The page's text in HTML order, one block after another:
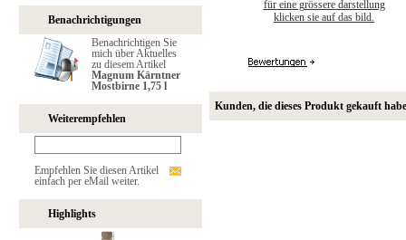
Benachrichtigungen
Benachrichtigen Sie
mich über Aktuelles
zu diesem Artikel
Magnum Kärntner
Mostbirne 1,75 l
Weiterempfehlen
Empfehlen Sie diesen Artikel
einfach per eMail weiter.
Highlights
für eine grössere darstellung
klicken sie auf das bild.
Kunden, die dieses Produkt gekauft